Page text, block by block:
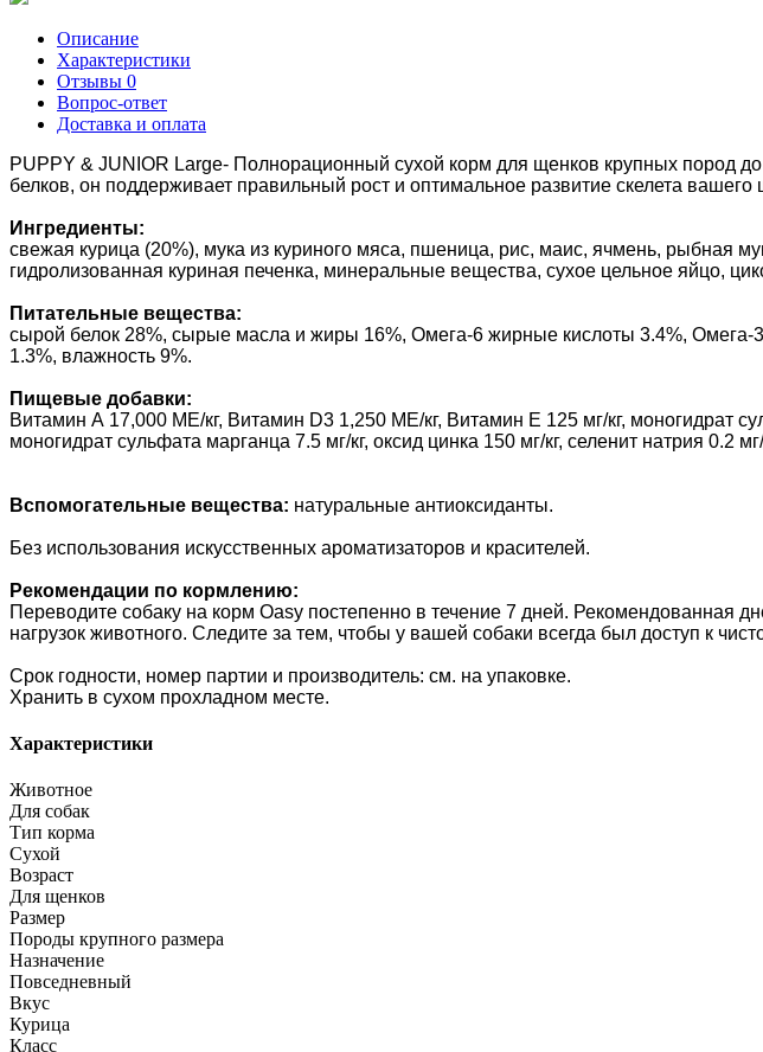
Описание
Характеристики
Отзывы 0
Вопрос-ответ
Доставка и оплата
PUPPY & JUNIOR Large- Полнорационный сухой корм для щенков крупных пород
белков, он поддерживает правильный рост и оптимальное развитие скелета
Ингредиенты:
свежая курица (20%), мука из куриного мяса, пшеница, рис, маис, ячмень, рыбная
гидролизованная куриная печенка, минеральные вещества, сухое цельное яйцо,
Питательные вещества:
сырой белок 28%, сырые масла и жиры 16%, Омега-6 жирные кислоты 3.4%,
1.3%, влажность 9%.
Пищевые добавки:
Витамин А 17,000 МЕ/кг, Витамин D3 1,250 МЕ/кг, Витамин E 125 мг/кг, моногидрат
моногидрат сульфата марганца 7.5 мг/кг, оксид цинка 150 мг/кг, селенит натрия 0.2 мг/
Вспомогательные вещества: натуральные антиоксиданты.
Без использования искусственных ароматизаторов и красителей.
Рекомендации по кормлению:
Переводите собаку на корм Oasy постепенно в течение 7 дней. Рекомендованная
нагрузок животного. Следите за тем, чтобы у вашей собаки всегда был доступ к
Срок годности, номер партии и производитель: см. на упаковке.
Хранить в сухом прохладном месте.
Характеристики
Животное
Для собак
Тип корма
Сухой
Возраст
Для щенков
Размер
Породы крупного размера
Назначение
Повседневный
Вкус
Курица
Класс